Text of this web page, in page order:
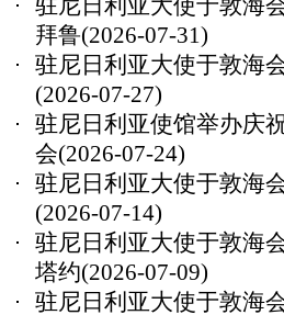
驻尼日利亚大使于敦海
拜鲁(2026-07-31)
驻尼日利亚大使于敦海
(2026-07-27)
驻尼日利亚使馆举办庆
会(2026-07-24)
驻尼日利亚大使于敦海
(2026-07-14)
驻尼日利亚大使于敦海
塔约(2026-07-09)
驻尼日利亚大使于敦海